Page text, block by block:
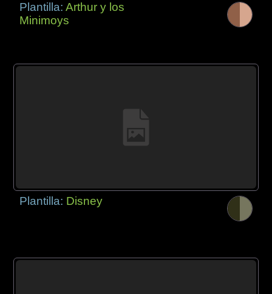
Plantilla:Arthur y los
Minimoys
Plantilla: Disney